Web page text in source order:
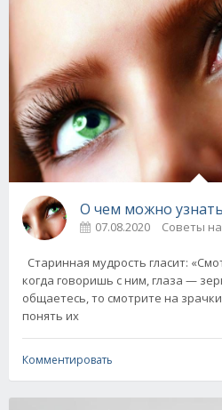
О чем можно узнать
07.08.2020
Старинная мудрость гласит:
когда говоришь с ним, глаза —
общаетесь, то смотрите на
понять их
Комментировать